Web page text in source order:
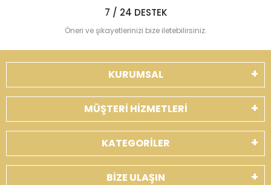
7 / 24 DESTEK
Öneri ve şikayetlerinizi bize iletebilirsiniz.
KURUMSAL
MÜŞTERİ HİZMETLERİ
KATEGORİLER
BİZE ULAŞIN